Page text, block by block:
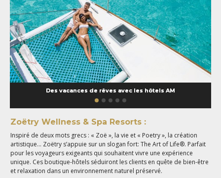
Des vacances de rêves avec les hôtels AM
Zoëtry Wellness & Spa Resorts :
Inspiré de deux mots grecs : « Zoë », la vie et « Poetry », la création
artistique… Zoëtry s’appuie sur un slogan fort: The Art of Life®. Parfait
pour les voyageurs exigeants qui souhaitent vivre une expérience
unique. Ces boutique-hôtels séduiront les clients en quête de bien-être
et relaxation dans un environnement naturel préservé.